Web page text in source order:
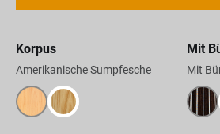
Korpus
Amerikanische Sumpfesche
Mit
Mit